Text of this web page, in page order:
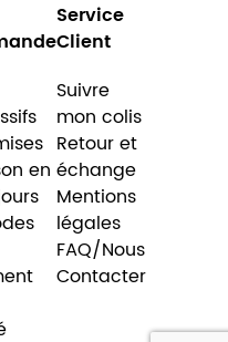
en
Service
Client
Suivre
mon colis
Retour et
échange
Mentions
légales
FAQ/Nous
Contacter